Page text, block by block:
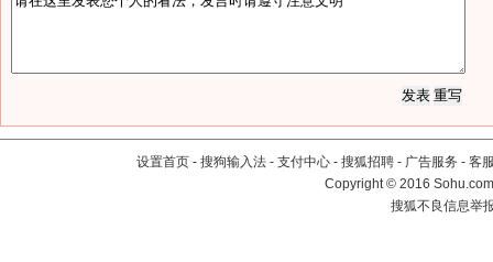
设置首页 - 搜狗输入法 - 支付中心 - 搜狐招聘 - 广告服务 - 客
Copyright©2016
搜狐不良信息举